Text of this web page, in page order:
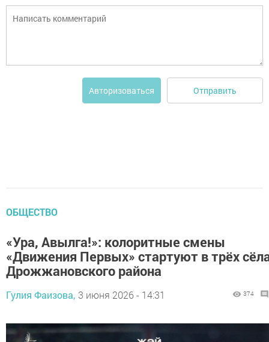
Авторизоваться Отправить
ОБЩЕСТВО
«Ура, Авылга!»: колоритные смены
«Движения Первых» стартуют в трёх
Дрожжановского района
Гулия Фаизова, 3 июня 2026 - 14:31 374